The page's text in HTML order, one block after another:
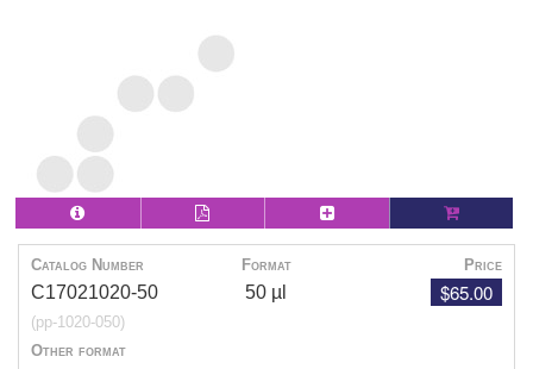
Catalog Number Format Price
C17021020-50
(pp-1020-050)
50 µl $65.00
Other format